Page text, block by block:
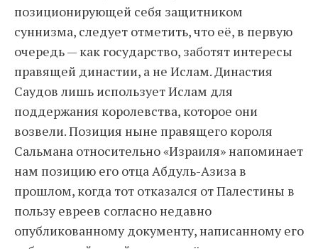
позиционирующей себя защитником
суннизма, следует отметить, что её, в первую
очередь — как государство, заботят интересы
правящей династии, а не Ислам. Династия
Саудов лишь использует Ислам для
поддержания королевства, которое они
возвели. Позиция ныне правящего короля
Сальмана относительно «Израиля» напоминает
нам позицию его отца Абдуль-Азиза в
прошлом, когда тот отказался от Палестины в
пользу евреев согласно недавно
опубликованному документу, написанному его